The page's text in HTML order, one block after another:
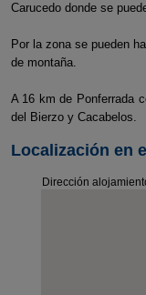
Carucedo donde se
Por la zona se pueden
de montaña.
A 16 km de Ponferrada
del Bierzo y Cacabelos.
Localización en
Dirección